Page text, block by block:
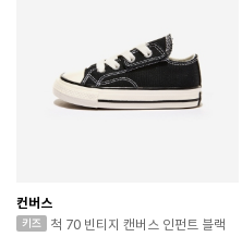
컨버스
척 70 빈티지 캔버스 인펀트 블랙